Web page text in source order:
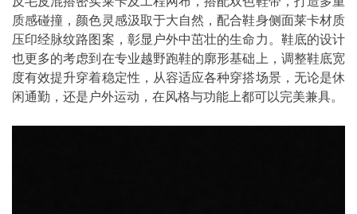
质感碰撞，颜色灵感汲取于大自然，配合鞋身侧面莱卡材质
压印经脉纹路图案，彰显户外中茁壮的生命力。鞋底的设计
也更多的考虑到在专业越野跑鞋的廓形基础上，调整鞋底宽
度有效提升穿着稳定性，从容适应各种穿搭场景，无论是休
闲通勤，还是户外运动，在风格与功能上都可以完美兼具。